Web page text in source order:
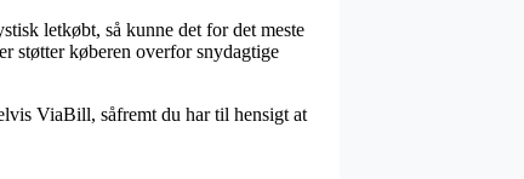
letkøbt, så kunne det for det meste
støtter køberen overfor snydagtige
ViaBill, såfremt du har til hensigt at